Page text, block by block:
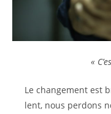
«
Le changement est
lent, nous perdons